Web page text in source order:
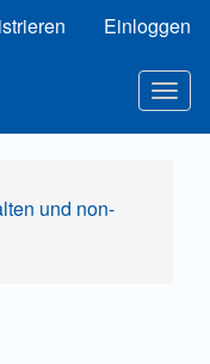
Einloggen
und non-